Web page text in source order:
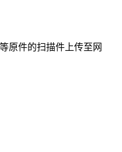
原件的扫描件上传至网